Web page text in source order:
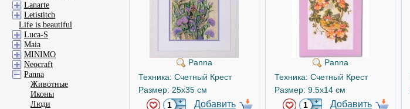
Panna
Техника: Счетный Крест
Размер: 25x35 см
Добавить
Panna
Техника: Счетный Крест
Размер: 9.5x14 см
Добавить
Lanarte
Letistitch
Life is beautiful
Luca-S
Maia
MINIMO
Neocraft
Panna
Животные
Иконы
Люди